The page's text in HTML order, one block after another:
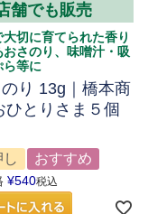
舗でも販売
切に育てられた香り
おさのり、味噌汁・吸
ら等に
り 13g｜橋本商
ひとりさま５個
おすすめ
¥540税込